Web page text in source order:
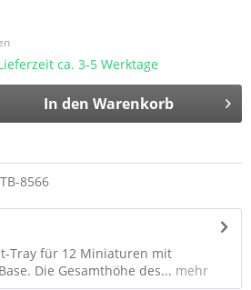
ca. 3-5 Werktage
In den Warenkorb
TB-8566
Tray für 12 Miniaturen mit
Die Gesamthöhe des... mehr